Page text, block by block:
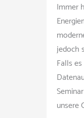
Immer
jedoch
Falls
unsere